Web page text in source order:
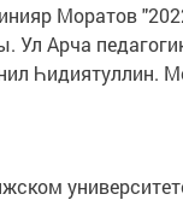
Моратов
Ул Арча
Һидиятуллин.